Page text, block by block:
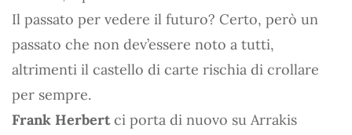
Il passato per vedere il futuro? Certo, però un
passato che non dev’essere noto a tutti,
altrimenti il castello di carte rischia di crollare
per sempre.
Frank Herbertci porta di nuovo su Arrakis